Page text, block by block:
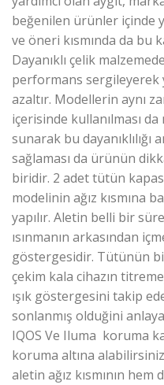
beğenilen ürünler içinde
ve öneri kısmında da bu
Dayanıklı çelik
performans sergileyerek
azaltır. Modellerin aynı
içerisinde kullanılması
sunarak bu dayanıklılığı
sağlaması da ürünün
biridir. 2 adet tütün
modelinin ağız kısmına
yapılır. Aletin belli bir
ısınmanın arkasından
göstergesidir. Tütünün
çekim kala cihazın
ışık göstergesini takip
sonlanmış olduğini
IQOS Ve Iluma koruma
koruma altına
aletin ağız kısmının